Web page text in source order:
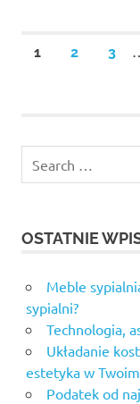
1 2 3
for:
OSTATNIE
Meble
sypialni?
Technologia,
Układanie
estetyka w
Podatek od